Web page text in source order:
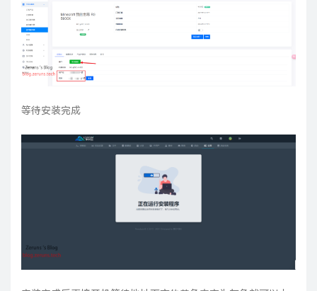
等待安装完成